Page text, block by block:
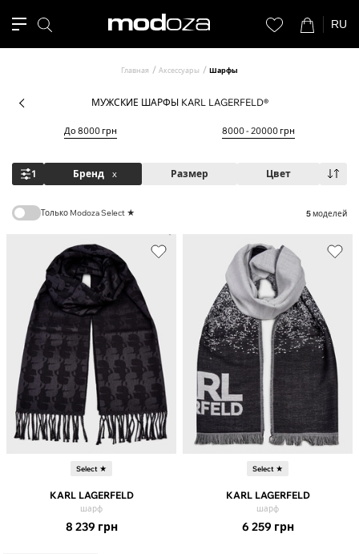
RU
Главная Аксессуары Шарфы
МУЖСКИЕ ШАРФЫ KARL LAGERFELD®
До 8000 грн 8000 - 20000 грн
1 Бренд x Размер Цвет
Только Modoza Select ★ 5моделей
Select ★
KARL LAGERFELD
шарф
8 239 грн
Select ★
KARL LAGERFELD
шарф
6 259 грн